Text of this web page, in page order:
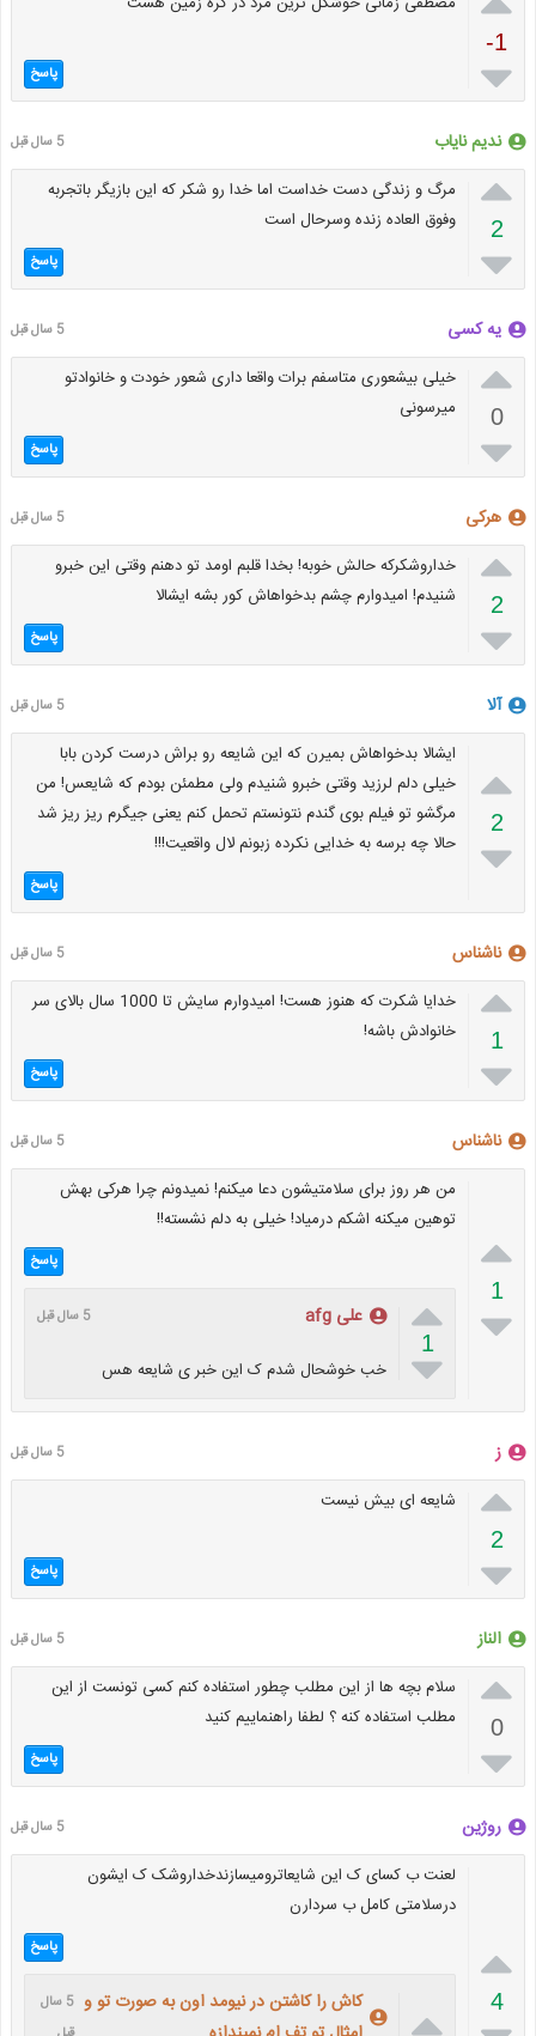
-1
 پاسخ
ندیم نایاب 5 سال قبل

2

مرگ و زندگی دست خداست اما خدا رو شکر که این بازیگر باتجربه
وفوق العاده زنده وسرحال است
پاسخ
یه کسی 5 سال قبل

0

خیلی بیشعوری متاسفم برات واقعا داری شعور خودت و خانوادتو
میرسونی
پاسخ
هرکی 5 سال قبل

2

خداروشکرکه حالش خوبه! بخدا قلبم اومد تو دهنم وقتی این خبرو
شنیدم! امیدوارم چشم بدخواهاش کور بشه ایشالا
پاسخ
آلا 5 سال قبل

2

ایشالا بدخواهاش بمیرن که این شایعه رو براش درست کردن بابا
خیلی دلم لرزید وقتی خبرو شنیدم ولی مطمئن بودم که شایعس! من
مرگشو تو فیلم بوی گندم نتونستم تحمل کنم یعنی جیگرم ریز ریز شد
حالا چه برسه به خدایی نکرده زبونم لال واقعیت!!!
پاسخ
ناشناس 5 سال قبل

1

خدایا شکرت که هنوز هست! امیدوارم سایش تا 1000 سال بالای سر
خانوادش باشه!
پاسخ
ناشناس 5 سال قبل

1

من هر روز برای سلامتیشون دعا میکنم! نمیدونم چرا هرکی بهش
توهین میکنه اشکم درمیاد! خیلی به دلم نشسته!!
پاسخ

1

علی afg 5 سال قبل
خب خوشحال شدم ک این خبر ی شایعه هس
ز 5 سال قبل

2

شایعه ای بیش نیست
پاسخ
الناز 5 سال قبل

0

سلام بچه ها از این مطلب چطور استفاده کنم کسی تونست از این
مطلب استفاده کنه ؟ لطفا راهنماییم کنید
پاسخ
روژین 5 سال قبل

4
لعنت ب کسای ک این شایعاترومیسازندخداروشک ک ایشون
درسلامتی کامل ب سردارن
پاسخ

کاش را کاشتن در نیومد اون به صورت تو و
5 سال